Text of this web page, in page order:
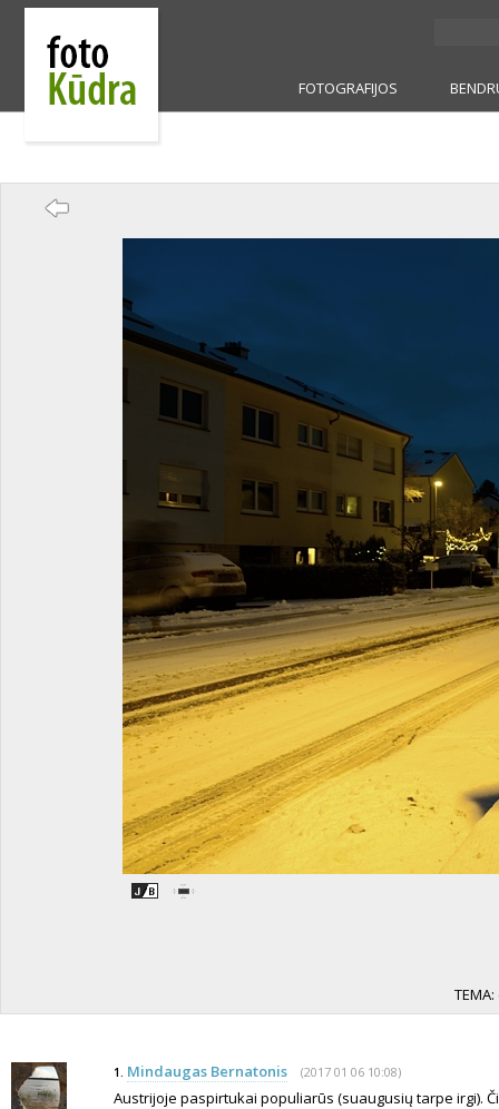
FOTOGRAFIJOS
1. Mindaugas Bernatonis (2017 01 06 10:08)
Austrijoje paspirtukai populiarūs (suaugusių tarpe irgi).